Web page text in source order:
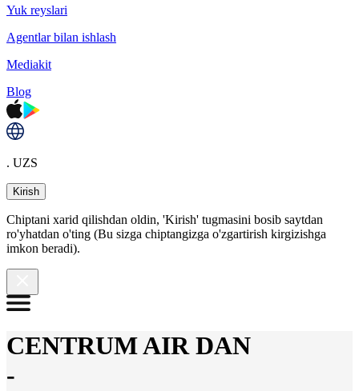
Yuk reyslari
Agentlar bilan ishlash
Mediakit
Blog
. UZS
Kirish
Chiptani xarid qilishdan oldin, 'Kirish' tugmasini bosib saytdan
ro'yhatdan o'ting (Bu sizga chiptangizga o'zgartirish kirgizishga
imkon beradi).
CENTRUM AIR DAN
-